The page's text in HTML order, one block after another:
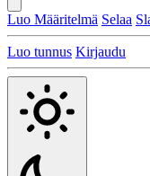
Luo Määritelmä Selaa
Luo tunnus Kirjaudu